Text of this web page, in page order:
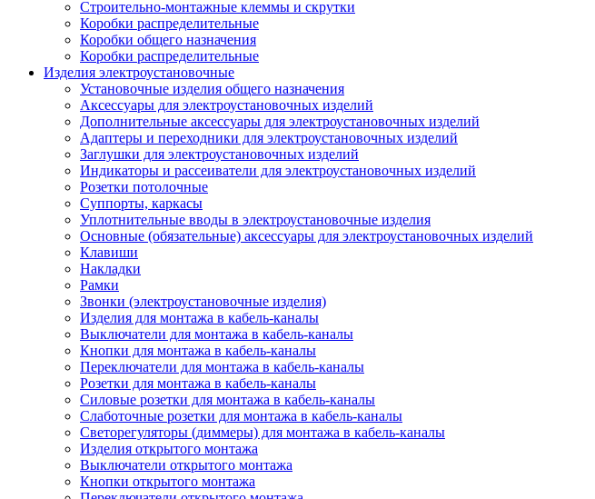
Строительно-монтажные клеммы и скрутки
Коробки распределительные
Коробки общего назначения
Коробки распределительные
Изделия электроустановочные
Установочные изделия общего назначения
Аксессуары для электроустановочных изделий
Дополнительные аксессуары для электроустановочных изделий
Адаптеры и переходники для электроустановочных изделий
Заглушки для электроустановочных изделий
Индикаторы и рассеиватели для электроустановочных изделий
Розетки потолочные
Суппорты, каркасы
Уплотнительные вводы в электроустановочные изделия
Основные (обязательные) аксессуары для электроустановочных изделий
Клавиши
Накладки
Рамки
Звонки (электроустановочные изделия)
Изделия для монтажа в кабель-каналы
Выключатели для монтажа в кабель-каналы
Кнопки для монтажа в кабель-каналы
Переключатели для монтажа в кабель-каналы
Розетки для монтажа в кабель-каналы
Силовые розетки для монтажа в кабель-каналы
Слаботочные розетки для монтажа в кабель-каналы
Светорегуляторы (диммеры) для монтажа в кабель-каналы
Изделия открытого монтажа
Выключатели открытого монтажа
Кнопки открытого монтажа